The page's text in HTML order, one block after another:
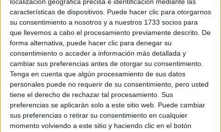
características de dispositivos. Puede hacer clic para otorgarnos
su consentimiento a nosotros y a nuestros 1733 socios para
que llevemos a cabo el procesamiento previamente descrito. De
forma alternativa, puede hacer clic para denegar su
consentimiento o acceder a información más detallada y
cambiar sus preferencias antes de otorgar su consentimiento.
Tenga en cuenta que algún procesamiento de sus datos
personales puede no requerir de su consentimiento, pero usted
tiene el derecho de rechazar tal procesamiento. Sus
preferencias se aplicarán solo a este sitio web. Puede cambiar
sus preferencias o retirar su consentimiento en cualquier
momento volviendo a este sitio y haciendo clic en el botón
Seleccionar por provincia
Granada
(1)
Madrid(3)
Murcia(1)
Santa Cruz de Tenerife(1)
Salamanca (2)
Sevilla(1)
Vizcaya(1)